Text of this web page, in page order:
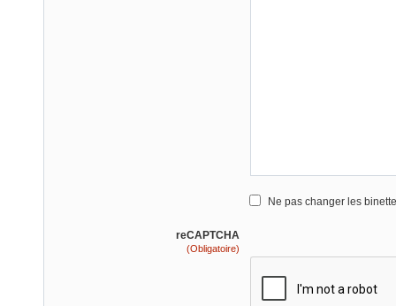
Ne pas changer les
reCAPTCHA
(Obligatoire)